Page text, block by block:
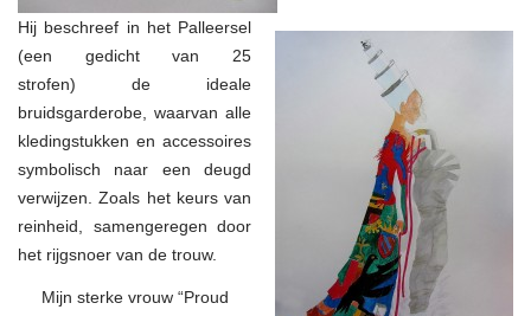
Hij beschreef in het Palleersel
(een gedicht van 25
strofen) de ideale
bruidsgarderobe, waarvan alle
kledingstukken en accessoires
symbolisch naar een deugd
verwijzen. Zoals het keurs van
reinheid, samengeregen door
het rijgsnoer van de trouw.
Mijn sterke vrouw “Proud